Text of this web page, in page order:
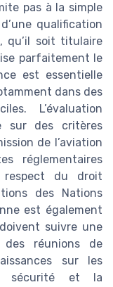
pas à la simple
qualification
qu’il soit titulaire
parfaitement le
est essentielle
dans des
L’évaluation
sur des critères
de l’aviation
réglementaires
respect du droit
des Nations
est également
suivre une
réunions de
sur les
sécurité et la